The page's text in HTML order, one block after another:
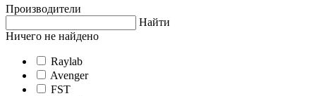
Производители
Найти
Ничего не найдено
Raylab
Avenger
FST